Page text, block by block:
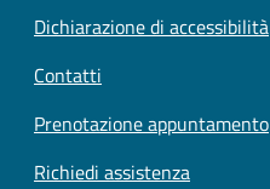
Dichiarazione di accessibilità
Contatti
Prenotazione appuntamento
Richiedi assistenza